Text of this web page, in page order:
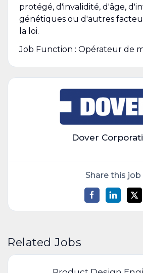
protégé, d'invalidité, d'âge,
génétiques ou d'autres
la loi.
Job Function : Opérateur de
Dover
Share this job
Related Jobs